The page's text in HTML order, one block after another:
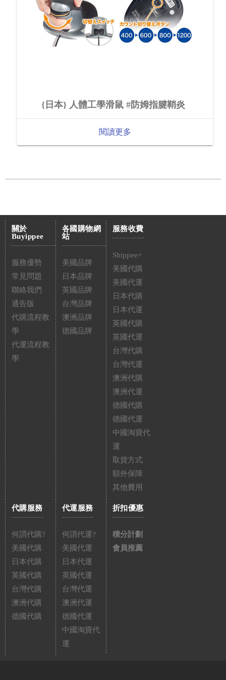
{日本} 人體工學滑鼠 #防姆指腱鞘炎
閱讀更多
關於
Buyippee
服務優勢
常見問題
聯絡我們
通告版
代購流程教
學
代運流程教
學
各國購物網
站
美國品牌
日本品牌
英國品牌
台灣品牌
澳洲品牌
德國品牌
服務收費
Shippee+
美國代購
美國代運
日本代購
日本代運
英國代購
英國代運
台灣代購
台灣代運
澳洲代購
澳洲代運
德國代購
德國代運
中國淘寶代
運
取貨方式
額外保障
其他費用
代購服務
何謂代購?
美國代購
日本代購
英國代購
台灣代購
澳洲代購
德國代購
代運服務
何謂代運?
美國代運
日本代運
英國代運
台灣代運
澳洲代運
德國代運
中國淘寶代
運
折扣優惠
積分計劃
會員推薦